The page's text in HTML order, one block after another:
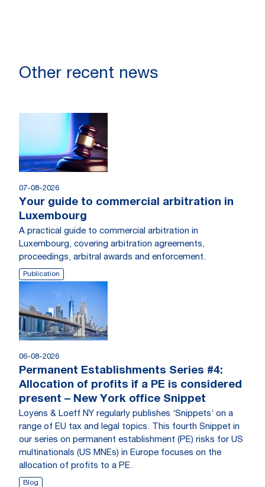
Other recent news
07-08-2026
Your guide to commercial arbitration in
Luxembourg
A practical guide to commercial arbitration in
Luxembourg, covering arbitration agreements,
proceedings, arbitral awards and enforcement.
Publication
06-08-2026
Permanent Establishments Series #4:
Allocation of profits if a PE is considered
present – New York office Snippet
Loyens & Loeff NY regularly publishes ‘Snippets’ on a
range of EU tax and legal topics. This fourth Snippet in
our series on permanent establishment (PE) risks for US
multinationals (US MNEs) in Europe focuses on the
allocation of profits to a PE.
Blog